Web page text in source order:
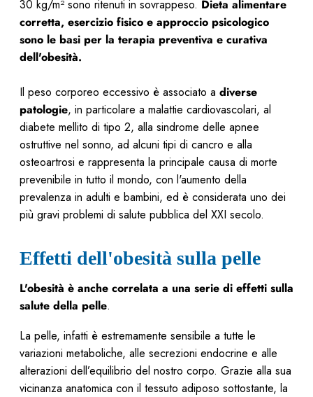
30 kg/m² sono ritenuti in sovrappeso. Dieta alimentare
corretta, esercizio fisico e approccio psicologico
sono le basi per la terapia preventiva e curativa
dell'obesità.
Il peso corporeo eccessivo è associato a diverse
patologie, in particolare a malattie cardiovascolari, al
diabete mellito di tipo 2, alla sindrome delle apnee
ostruttive nel sonno, ad alcuni tipi di cancro e alla
osteoartrosi e rappresenta la principale causa di morte
prevenibile in tutto il mondo, con l'aumento della
prevalenza in adulti e bambini, ed è considerata uno dei
più gravi problemi di salute pubblica del XXI secolo.
Effetti dell'obesità sulla pelle
L'obesità è anche correlata a una serie di effetti sulla
salute della pelle.
La pelle, infatti è estremamente sensibile a tutte le
variazioni metaboliche, alle secrezioni endocrine e alle
alterazioni dell’equilibrio del nostro corpo. Grazie alla sua
vicinanza anatomica con il tessuto adiposo sottostante, la